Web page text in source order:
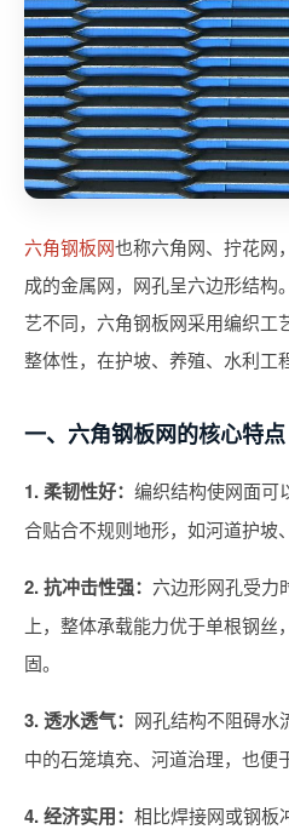
六角钢板网也称六角网、拧花网
成的金属网，网孔呈六边形结构
艺不同，六角钢板网采用编织工
整体性，在护坡、养殖、水利工
一、六角钢板网的核心特点
1. 柔韧性好： 编织结构使网面可
合贴合不规则地形，如河道护坡
2. 抗冲击性强： 六边形网孔受力
上，整体承载能力优于单根钢
固。
3. 透水透气： 网孔结构不阻碍水
中的石笼填充、河道治理，也便
4. 经济实用： 相比焊接网或钢板